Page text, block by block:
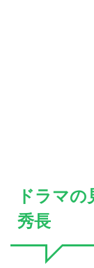
ドラマ
秀長